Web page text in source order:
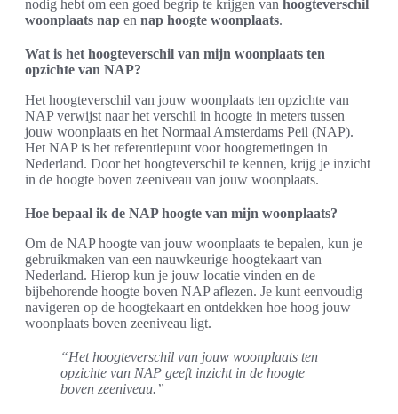
nodig hebt om een goed begrip te krijgen van hoogteverschil
woonplaats nap en nap hoogte woonplaats.
Wat is het hoogteverschil van mijn woonplaats ten
opzichte van NAP?
Het hoogteverschil van jouw woonplaats ten opzichte van
NAP verwijst naar het verschil in hoogte in meters tussen
jouw woonplaats en het Normaal Amsterdams Peil (NAP).
Het NAP is het referentiepunt voor hoogtemetingen in
Nederland. Door het hoogteverschil te kennen, krijg je inzicht
in de hoogte boven zeeniveau van jouw woonplaats.
Hoe bepaal ik de NAP hoogte van mijn woonplaats?
Om de NAP hoogte van jouw woonplaats te bepalen, kun je
gebruikmaken van een nauwkeurige hoogtekaart van
Nederland. Hierop kun je jouw locatie vinden en de
bijbehorende hoogte boven NAP aflezen. Je kunt eenvoudig
navigeren op de hoogtekaart en ontdekken hoe hoog jouw
woonplaats boven zeeniveau ligt.
“Het hoogteverschil van jouw woonplaats ten
opzichte van NAP geeft inzicht in de hoogte
boven zeeniveau.”